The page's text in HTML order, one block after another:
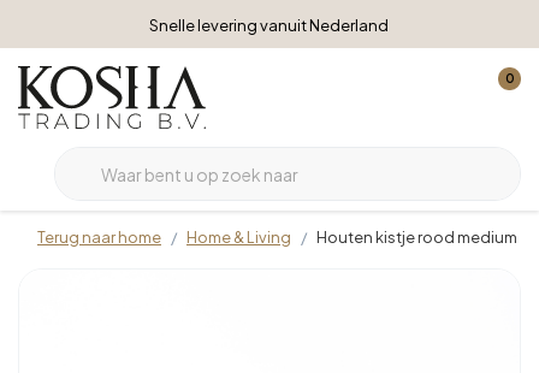
Snelle levering vanuit Nederland
0
Terug naar home Home & Living Houten kistje rood medium